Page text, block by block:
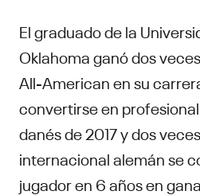
El graduado de la
Oklahoma ganó dos
All-American en su
convertirse en
danés de 2017 y dos
internacional alemán se
jugador en 6 años en